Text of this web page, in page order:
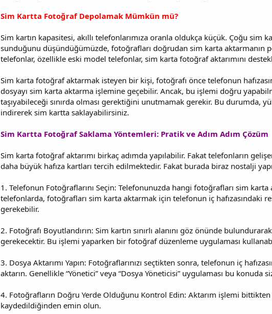
Sim Kartta Fotoğraf Depolamak Mümkün mü?
Sim kartın kapasitesi, akıllı telefonlarımıza oranla oldukça küçük. Çoğu sim
sunduğunu düşündüğümüzde, fotoğrafları doğrudan sim karta aktarmanın
telefonlar, özellikle eski model telefonlar, sim karta fotoğraf aktarımını
Sim karta fotoğraf aktarmak isteyen bir kişi, fotoğrafı önce telefonun
dosyayı sim karta aktarma işlemine geçebilir. Ancak, bu işlemi doğru
taşıyabileceği sınırda olması gerektiğini unutmamak gerekir. Bu durumda,
indirerek sim kartta saklayabilirsiniz.
Sim Kartta Fotoğraf Saklama Yöntemleri: Pratik ve Adım Adım Çözüm
Sim karta fotoğraf aktarımı birkaç adımda yapılabilir. Fakat telefonların
daha büyük hafıza kartları tercih edilmektedir. Fakat burada biraz nostalji
1. Telefonun Fotoğraflarını Seçin: Telefonunuzda hangi fotoğrafları sim
telefonlarda, fotoğrafları sim karta aktarmak için telefonun iç hafızasındaki
gerekebilir.
2. Fotoğrafı Boyutlandırın: Sim kartın sınırlı alanını göz önünde
gerekecektir. Bu işlemi yaparken bir fotoğraf düzenleme uygulaması
3. Dosya Aktarımı Yapın: Fotoğraflarınızı seçtikten sonra, telefonun iç
aktarın. Genellikle “Yönetici” veya “Dosya Yöneticisi” uygulaması bu konuda
4. Fotoğrafların Doğru Yerde Olduğunu Kontrol Edin: Aktarım işlemi
kaydedildiğinden emin olun.